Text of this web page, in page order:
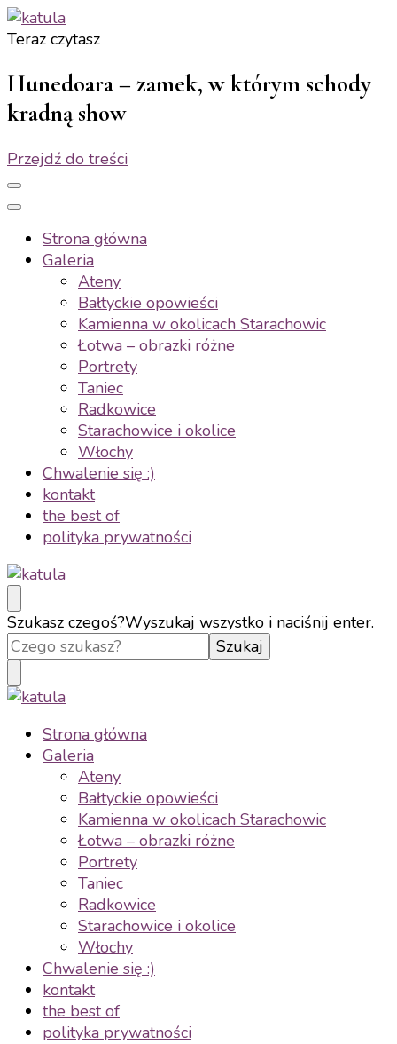
Teraz czytasz
Hunedoara – zamek, w którym schody
kradną show
Przejdź do treści
Strona główna
Galeria
Ateny
Bałtyckie opowieści
Kamienna w okolicach Starachowic
Łotwa – obrazki różne
Portrety
Taniec
Radkowice
Starachowice i okolice
Włochy
Chwalenie się :)
kontakt
the best of
polityka prywatności
katula
twórz wspomnienia, nie zdjęcia
Szukasz czegoś?Wyszukaj wszystko i naciśnij enter.
katula
twórz wspomnienia, nie zdjęcia
Strona główna
Galeria
Ateny
Bałtyckie opowieści
Kamienna w okolicach Starachowic
Łotwa – obrazki różne
Portrety
Taniec
Radkowice
Starachowice i okolice
Włochy
Chwalenie się :)
kontakt
the best of
polityka prywatności